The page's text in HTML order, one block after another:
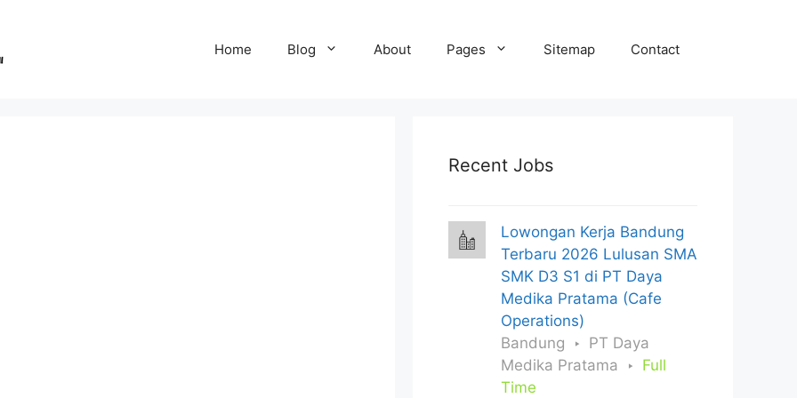
Home Blog About Pages Sitemap Contact
Recent Jobs
Lowongan Kerja Bandung
Terbaru 2026 Lulusan SMA
SMK D3 S1 di PT Daya
Medika Pratama (Cafe
Operations)
Bandung
PT Daya
Medika Pratama
Full
Time